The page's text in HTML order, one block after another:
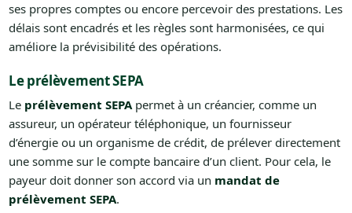
ses propres comptes ou encore percevoir des prestations. Les
délais sont encadrés et les règles sont harmonisées, ce qui
améliore la prévisibilité des opérations.
Le prélèvement SEPA
Le prélèvement SEPApermet à un créancier, comme un
assureur, un opérateur téléphonique, un fournisseur
d’énergie ou un organisme de crédit, de prélever directement
une somme sur le compte bancaire d’un client. Pour cela, le
payeur doit donner son accord via un mandat de
prélèvement SEPA.